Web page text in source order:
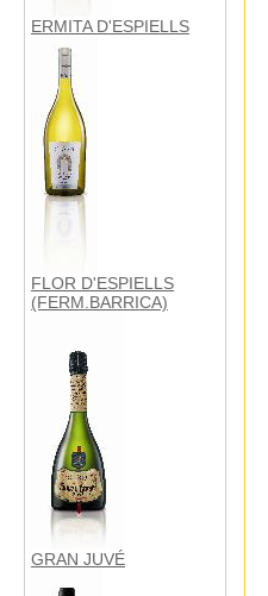
ERMITA D'ESPIELLS
FLOR D'ESPIELLS
(FERM.BARRICA)
GRAN JUVÉ